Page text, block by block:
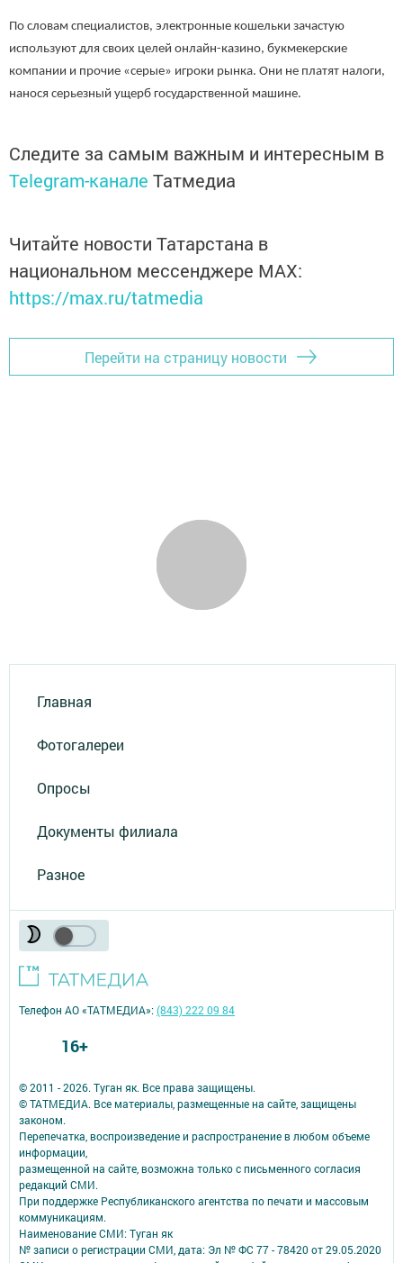
По словам специалистов, электронные кошельки зачастую
используют для своих целей онлайн-казино, букмекерские
компании и прочие «серые» игроки рынка. Они не платят налоги,
нанося серьезный ущерб государственной машине.
Следите за самым важным и интересным в
Telegram-канале Татмедиа
Читайте новости Татарстана в
национальном мессенджере MАХ:
https://max.ru/tatmedia
Перейти на страницу новости
Главная
Фотогалереи
Опросы
Документы филиала
Разное
© 2011 - 2026. Туган як. Все права защищены.
© ТАТМЕДИА. Все материалы, размещенные на сайте, защищены
законом.
Перепечатка, воспроизведение и распространение в любом объеме
информации,
размещенной на сайте, возможна только с письменного согласия
редакций СМИ.
При поддержке Республиканского агентства по печати и массовым
коммуникациям.
Наименование СМИ: Туган як
№ записи о регистрации СМИ, дата: Эл № ФС 77 - 78420 от 29.05.2020
Телефон АО «ТАТМЕДИА»:(843) 222 09 84
16+